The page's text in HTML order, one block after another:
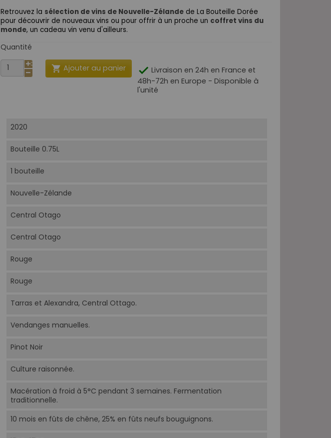
Retrouvez la sélection de vins de Nouvelle-Zélande de La Bouteille Dorée
pour découvrir de nouveaux vins ou pour offrir à un proche un coffret vins du
monde, un cadeau vin venu d'ailleurs.
Quantité
 Ajouter au panier  Livraison en 24h en France et
48h-72h en Europe - Disponible à
l'unité
2020
Bouteille 0.75L
1 bouteille
Nouvelle-Zélande
Central Otago
Central Otago
Rouge
Rouge
Tarras et Alexandra, Central Ottago.
Vendanges manuelles.
Pinot Noir
Culture raisonnée.
Macération à froid à 5°C pendant 3 semaines. Fermentation
traditionnelle.
10 mois en fûts de chêne, 25% en fûts neufs bouguignons.